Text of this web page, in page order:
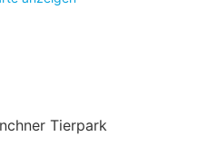
Tierpark